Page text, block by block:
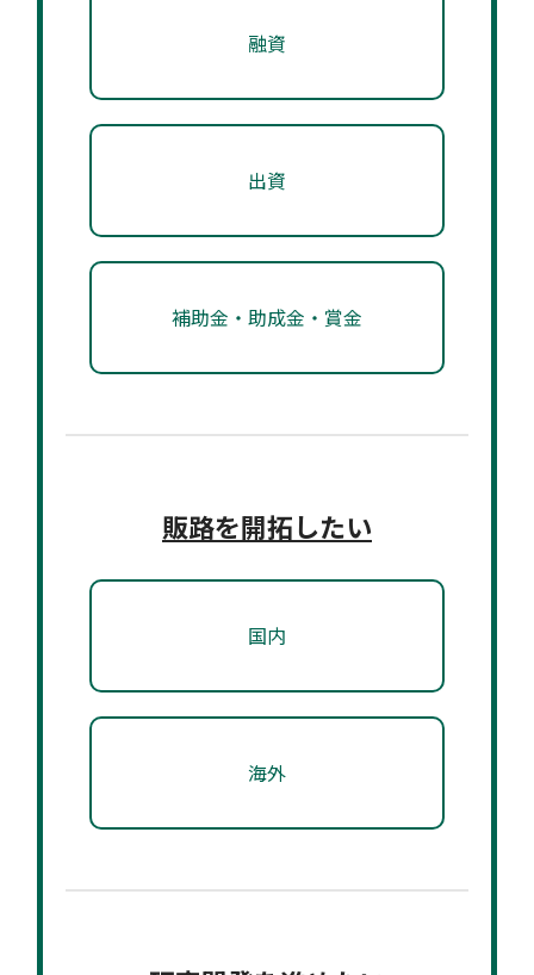
融資
出資
補助金・助成金・賞金
販路を開拓したい
国内
海外